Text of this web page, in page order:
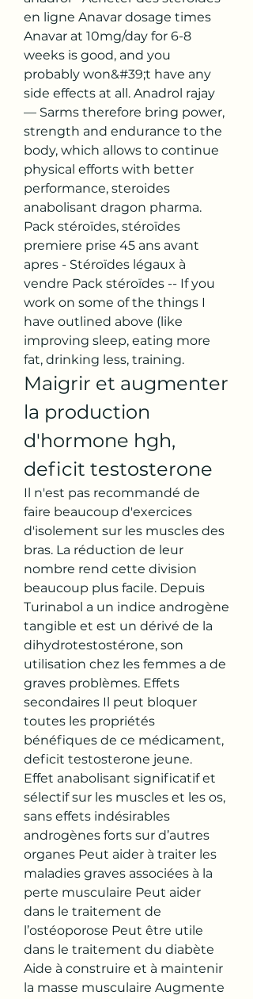
en ligne Anavar dosage times
Anavar at 10mg/day for 6-8
weeks is good, and you
probably won&#39;t have any
side effects at all. Anadrol rajay
— Sarms therefore bring power,
strength and endurance to the
body, which allows to continue
physical efforts with better
performance, steroides
anabolisant dragon pharma.
Pack stéroïdes, stéroïdes
premiere prise 45 ans avant
apres - Stéroïdes légaux à
vendre Pack stéroïdes -- If you
work on some of the things I
have outlined above (like
improving sleep, eating more
fat, drinking less, training.
Maigrir et augmenter
la production
d'hormone hgh,
deficit testosterone
Il n'est pas recommandé de
faire beaucoup d'exercices
d'isolement sur les muscles des
bras. La réduction de leur
nombre rend cette division
beaucoup plus facile. Depuis
Turinabol a un indice androgène
tangible et est un dérivé de la
dihydrotestostérone, son
utilisation chez les femmes a de
graves problèmes. Effets
secondaires Il peut bloquer
toutes les propriétés
bénéfiques de ce médicament,
deficit testosterone jeune.
Effet anabolisant significatif et
sélectif sur les muscles et les os,
sans effets indésirables
androgènes forts sur d’autres
organes Peut aider à traiter les
maladies graves associées à la
perte musculaire Peut aider
dans le traitement de
l’ostéoporose Peut être utile
dans le traitement du diabète
Aide à construire et à maintenir
la masse musculaire Augmente